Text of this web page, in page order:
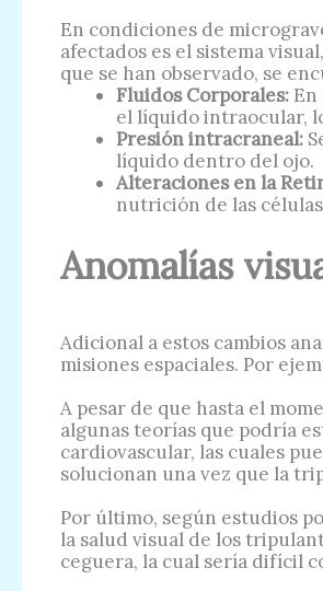
En condiciones de
afectados es el sistema
que se han observado, se
Fluidos Corporales:
el líquido intraocular,
Presión intracraneal:
líquido dentro del ojo.
Alteraciones en la
nutrición de las
Anomalías
Adicional a estos cambios
misiones espaciales. Por
A pesar de que hasta el
algunas teorías que podría
cardiovascular, las cuales
solucionan una vez que la
Por último, según estudios
la salud visual de los
ceguera, la cual sería difícil